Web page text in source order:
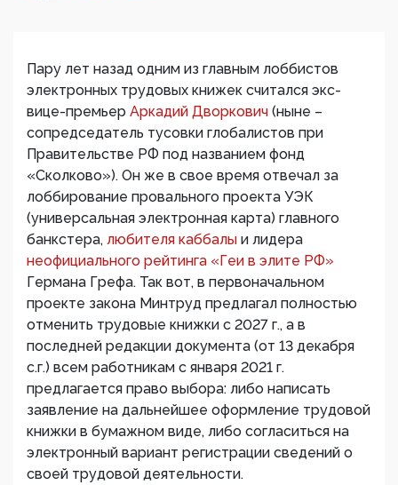
Пару лет назад одним из главным лоббистов
электронных трудовых книжек считался экс-
вице-премьер Аркадий Дворкович (ныне –
сопредседатель тусовки глобалистов при
Правительстве РФ под названием фонд
«Сколково»). Он же в свое время отвечал за
лоббирование провального проекта УЭК
(универсальная электронная карта) главного
банкстера, любителя каббалы и лидера
неофициального рейтинга «Геи в элите РФ»
Германа Грефа. Так вот, в первоначальном
проекте закона Минтруд предлагал полностью
отменить трудовые книжки с 2027 г., а в
последней редакции документа (от 13 декабря
с.г.) всем работникам с января 2021 г.
предлагается право выбора: либо написать
заявление на дальнейшее оформление трудовой
книжки в бумажном виде, либо согласиться на
электронный вариант регистрации сведений о
своей трудовой деятельности.